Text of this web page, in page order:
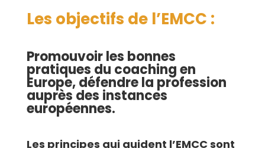
Les objectifs de l’EMCC :
Promouvoir les bonnes
pratiques du coaching en
Europe, défendre la profession
auprès des instances
européennes.
Les principes qui guident l’EMCC sont